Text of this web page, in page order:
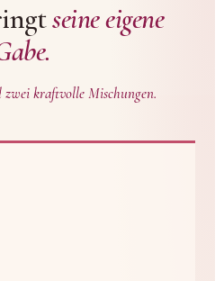
seine eigene
zwei kraftvolle Mischungen.